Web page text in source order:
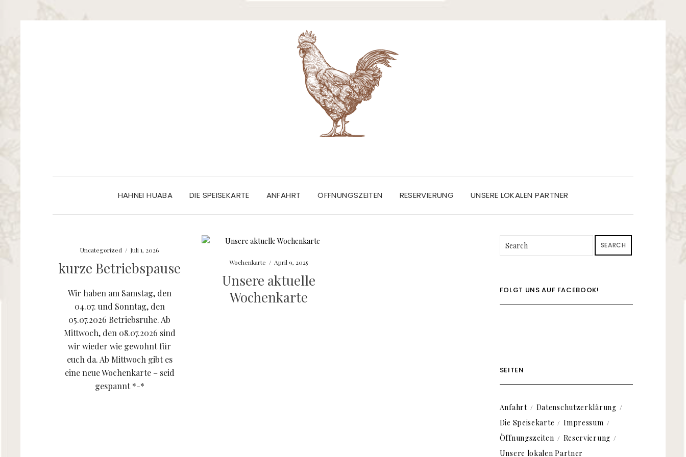
HAHNEI HUABA DIE SPEISEKARTE ANFAHRT ÖFFNUNGSZEITEN RESERVIERUNG UNSERE LOKALEN PARTNER
Uncategorized / Juli 1, 2026
kurze Betriebspause
Wir haben am Samstag, den
04.07. und Sonntag, den
05.07.2026 Betriebsruhe. Ab
Mittwoch, den 08.07.2026 sind
wir wieder wie gewohnt für
euch da. Ab Mittwoch gibt es
eine neue Wochenkarte – seid
gespannt *-*
Wochenkarte / April 9, 2025
Unsere aktuelle
Wochenkarte
SEARCH
FOLGT UNS AUF FACEBOOK!
SEITEN
Anfahrt
Datenschutzerklärung
Die Speisekarte
Impressum
Öffnungszeiten
Reservierung
Unsere lokalen Partner